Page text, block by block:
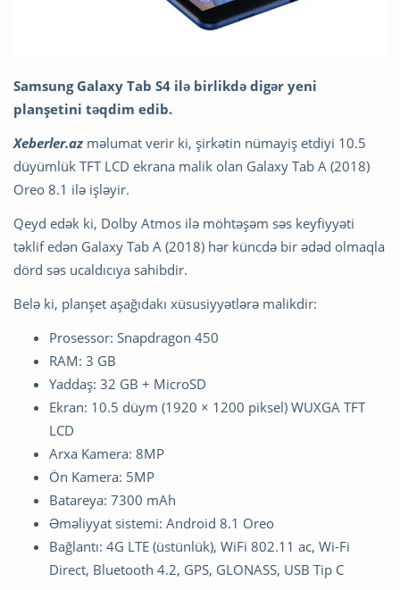
Samsung Galaxy Tab S4 ilə birlikdə digər yeni
planşetini təqdim edib.
Xeberler.az məlumat verir ki, şirkətin nümayiş etdiyi 10.5
düyümlük TFT LCD ekrana malik olan Galaxy Tab A (2018)
Oreo 8.1 ilə işləyir.
Qeyd edək ki, Dolby Atmos ilə möhtəşəm səs keyfiyyəti
təklif edən Galaxy Tab A (2018) hər küncdə bir ədəd olmaqla
dörd səs ucaldıcıya sahibdir.
Belə ki, planşet aşağıdakı xüsusiyyətlərə malikdir:
Prosessor: Snapdragon 450
RAM: 3 GB
Yaddaş: 32 GB + MicroSD
Ekran: 10.5 düym (1920 × 1200 piksel) WUXGA TFT
LCD
Arxa Kamera: 8MP
Ön Kamera: 5MP
Batareya: 7300 mAh
Əməliyyat sistemi: Android 8.1 Oreo
Bağlantı: 4G LTE (üstünlük), WiFi 802.11 ac, Wi-Fi
Direct, Bluetooth 4.2, GPS, GLONASS, USB Tip C